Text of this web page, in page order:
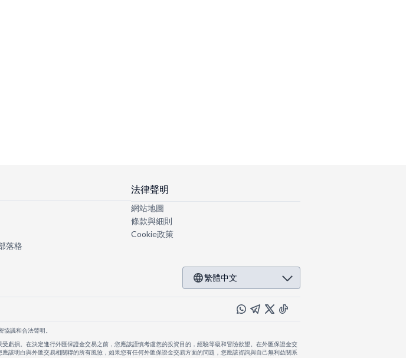
落格
法律聲明
網站地圖
條款與細則
Cookie政策
繁體中文
議和合法聲明。
虧損。在決定進行外匯保證金交易之前，您應該謹慎考慮您的投資目的，經驗等級和冒險欲望。在外匯保證金交
明白與外匯交易相關聯的所有風險，如果您有任何外匯保證金交易方面的問題，您應該咨詢與自己無利益關系